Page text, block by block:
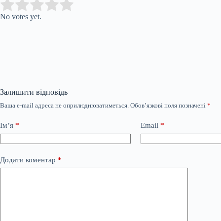
Rate this item:
No votes yet.
Залишити відповідь
Ваша e-mail адреса не оприлюднюватиметься. Обов’язкові поля позначені *
Ім’я * Email *
Додати коментар *